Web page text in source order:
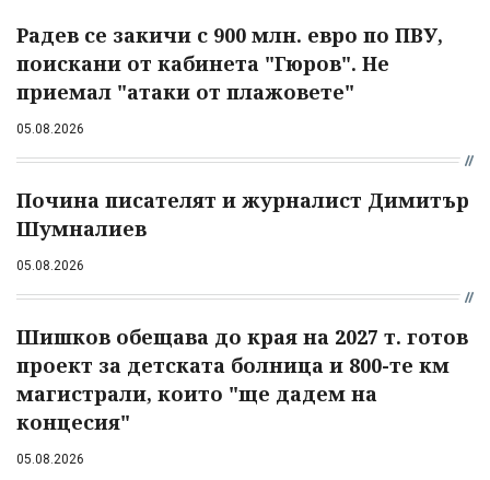
Радев се закичи с 900 млн. евро по ПВУ,
поискани от кабинета "Гюров". Не
приемал "атаки от плажовете"
05.08.2026
Почина писателят и журналист Димитър
Шумналиев
05.08.2026
Шишков обещава до края на 2027 т. готов
проект за детската болница и 800-те км
магистрали, които "ще дадем на
концесия"
05.08.2026